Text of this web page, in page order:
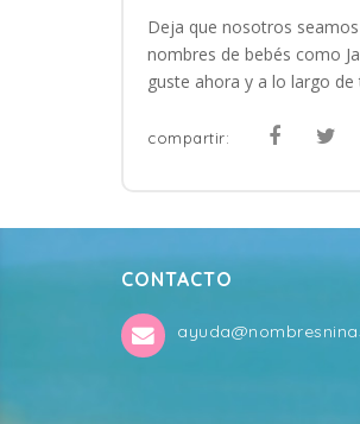
Deja que nosotros
nombres de bebés como
guste ahora y a lo largo
compartir:
CONTACTO